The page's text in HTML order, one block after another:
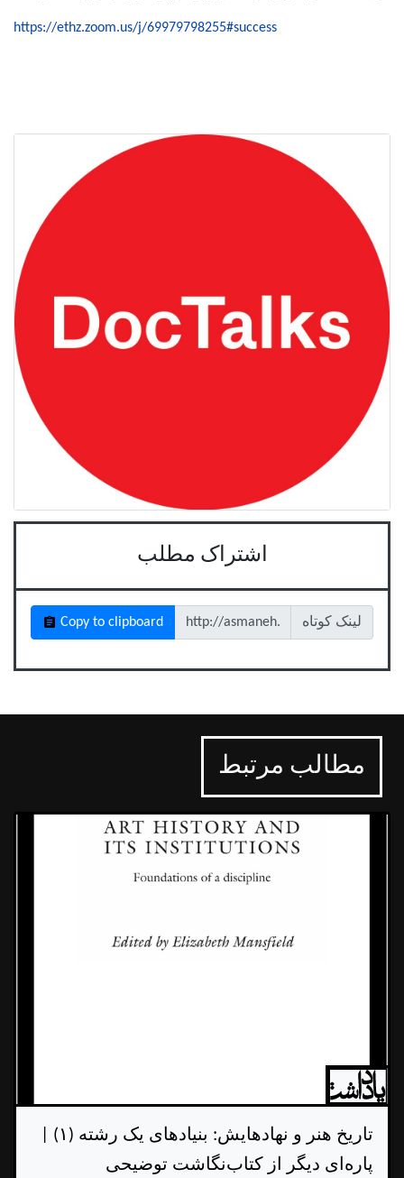
https://ethz.zoom.us/j/69979798255#success
اشتراک مطلب
لینک کوتاه Copy to clipboard
مطالب مرتبط
تاریخ هنر و نهادهایش: بنیادهای یک رشته (۱) |
پاره‌ای دیگر از کتاب‌نگاشت توضیحی